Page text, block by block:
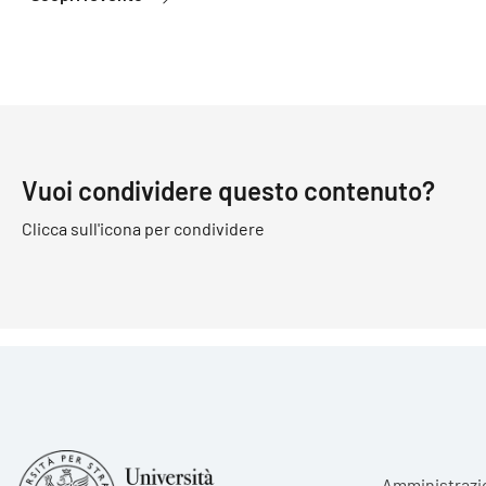
Vuoi condividere questo contenuto?
Clicca sull'icona per condividere
Footer